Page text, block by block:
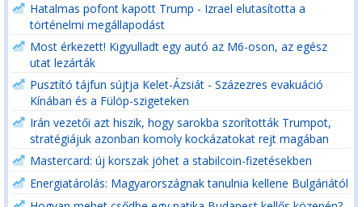
Hatalmas pofont kapott Trump - Izrael elutasította a
történelmi megállapodást
Most érkezett! Kigyulladt egy autó az M6-oson, az egész
utat lezárták
Pusztító tájfun sújtja Kelet-Ázsiát - Százezres evakuáció
Kínában és a Fülöp-szigeteken
Irán vezetői azt hiszik, hogy sarokba szorították Trumpot,
stratégiájuk azonban komoly kockázatokat rejt magában
Mastercard: új korszak jöhet a stabilcoin-fizetésekben
Energiatárolás: Magyarországnak tanulnia kellene Bulgáriától